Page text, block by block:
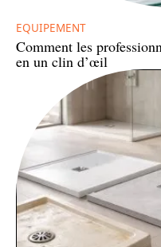
EQUIPEMENT
Comment les
en un clin d’œil